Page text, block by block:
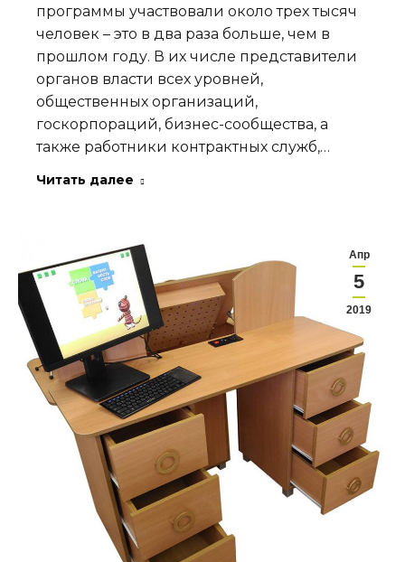
программы участвовали около трех тысяч
человек – это в два раза больше, чем в
прошлом году. В их числе представители
органов власти всех уровней,
общественных организаций,
госкорпораций, бизнес-сообщества, а
также работники контрактных служб,…
Читать далее
Апр
5
2019